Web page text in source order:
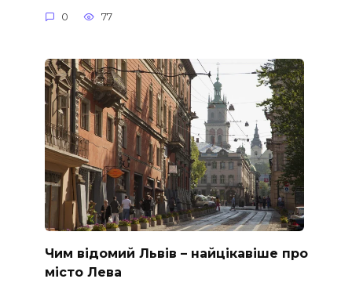
0 77
Чим відомий Львів – найцікавіше про
місто Лева